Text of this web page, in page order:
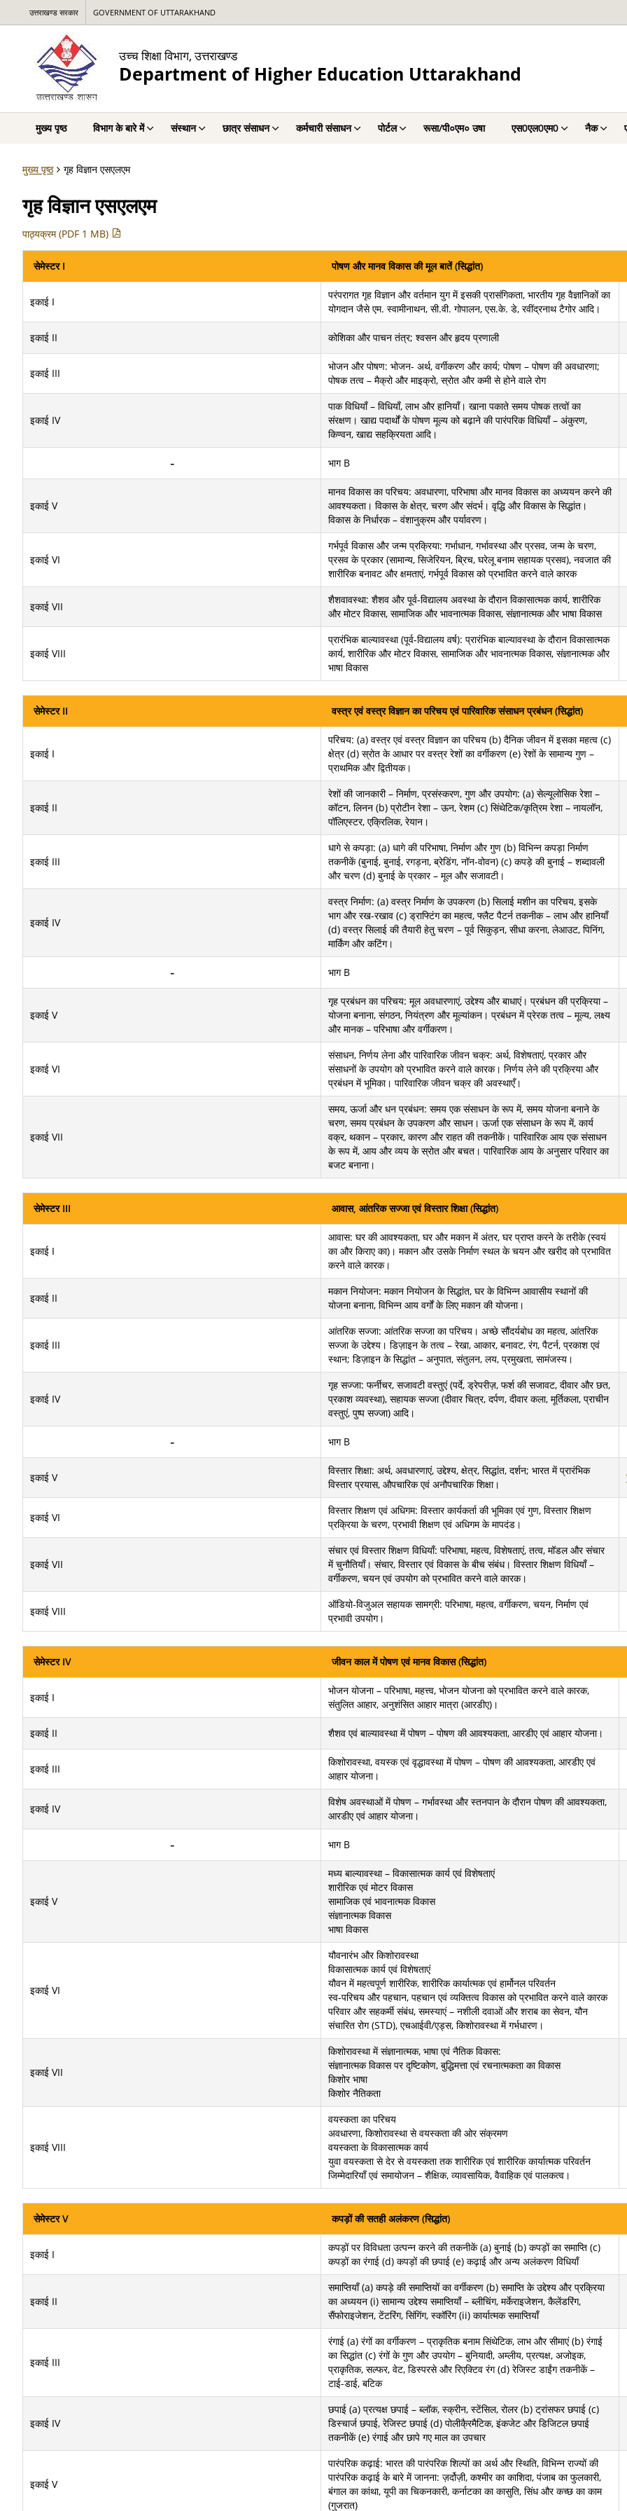
उत्तराखण्ड सरकार GOVERNMENT OF UTTARAKHAND
उच्च शिक्षा विभाग, उत्तराखण्ड
Department of Higher Education Uttarakhand
मुख्य पृष्ठ विभाग के बारे में संस्थान छात्र संसाधन कर्मचारी संसाधन पोर्टल रूसा/पी०एम० उषा एस0एल0एम0 नैक
मुख्य पृष्ठ गृह विज्ञान एसएलएम
गृह विज्ञान एसएलएम
पाठ्यक्रम (PDF 1 MB)
सेमेस्टर I पोषण और मानव विकास की मूल बातें (सिद्धांत)
इकाई I
परंपरागत गृह विज्ञान और वर्तमान युग में इसकी प्रासंगिकता, भारतीय गृह वैज्ञानिकों का
योगदान जैसे एम. स्वामीनाथन, सी.वी. गोपालन, एस.के. डे, रवींद्रनाथ टैगोर आदि।
इकाई II कोशिका और पाचन तंत्र; श्वसन और हृदय प्रणाली
इकाई III
भोजन और पोषण: भोजन- अर्थ, वर्गीकरण और कार्य; पोषण – पोषण की अवधारणा;
पोषक तत्व – मैक्रो और माइक्रो, स्रोत और कमी से होने वाले रोग
इकाई IV
पाक विधियाँ – विधियाँ, लाभ और हानियाँ। खाना पकाते समय पोषक तत्वों का
संरक्षण। खाद्य पदार्थों के पोषण मूल्य को बढ़ाने की पारंपरिक विधियाँ – अंकुरण,
किण्वन, खाद्य सहक्रियता आदि।
भाग B
इकाई V
मानव विकास का परिचय: अवधारणा, परिभाषा और मानव विकास का अध्ययन करने की
आवश्यकता। विकास के क्षेत्र, चरण और संदर्भ। वृद्धि और विकास के सिद्धांत।
विकास के निर्धारक – वंशानुक्रम और पर्यावरण।
इकाई VI
गर्भपूर्व विकास और जन्म प्रक्रिया: गर्भाधान, गर्भावस्था और प्रसव, जन्म के चरण,
प्रसव के प्रकार (सामान्य, सिजेरियन, ब्रिच, घरेलू बनाम सहायक प्रसव), नवजात की
शारीरिक बनावट और क्षमताएं, गर्भपूर्व विकास को प्रभावित करने वाले कारक
इकाई VII
शैशवावस्था: शैशव और पूर्व-विद्यालय अवस्था के दौरान विकासात्मक कार्य, शारीरिक
और मोटर विकास, सामाजिक और भावनात्मक विकास, संज्ञानात्मक और भाषा विकास
इकाई VIII
प्रारंभिक बाल्यावस्था (पूर्व-विद्यालय वर्ष): प्रारंभिक बाल्यावस्था के दौरान विकासात्मक
कार्य, शारीरिक और मोटर विकास, सामाजिक और भावनात्मक विकास, संज्ञानात्मक और
भाषा विकास
सेमेस्टर II वस्त्र एवं वस्त्र विज्ञान का परिचय एवं पारिवारिक संसाधन प्रबंधन (सिद्धांत)
इकाई I
परिचय: (a) वस्त्र एवं वस्त्र विज्ञान का परिचय (b) दैनिक जीवन में इसका महत्व (c)
क्षेत्र (d) स्रोत के आधार पर वस्त्र रेशों का वर्गीकरण (e) रेशों के सामान्य गुण –
प्राथमिक और द्वितीयक।
इकाई II
रेशों की जानकारी – निर्माण, प्रसंस्करण, गुण और उपयोग: (a) सेल्यूलोसिक रेशा –
कॉटन, लिनन (b) प्रोटीन रेशा – ऊन, रेशम (c) सिंथेटिक/कृत्रिम रेशा – नायलॉन,
पॉलिएस्टर, एक्रिलिक, रेयान।
इकाई III
धागे से कपड़ा: (a) धागे की परिभाषा, निर्माण और गुण (b) विभिन्न कपड़ा निर्माण
तकनीकें (बुनाई, बुनाई, रगड़ना, ब्रेडिंग, नॉन-वोवन) (c) कपड़े की बुनाई – शब्दावली
और चरण (d) बुनाई के प्रकार – मूल और सजावटी।
इकाई IV
वस्त्र निर्माण: (a) वस्त्र निर्माण के उपकरण (b) सिलाई मशीन का परिचय, इसके
भाग और रख-रखाव (c) ड्राफ्टिंग का महत्व, फ्लैट पैटर्न तकनीक – लाभ और हानियाँ
(d) वस्त्र सिलाई की तैयारी हेतु चरण – पूर्व सिकुड़न, सीधा करना, लेआउट, पिनिंग,
मार्किंग और कटिंग।
भाग B
इकाई V
गृह प्रबंधन का परिचय: मूल अवधारणाएं, उद्देश्य और बाधाएं। प्रबंधन की प्रक्रिया –
योजना बनाना, संगठन, नियंत्रण और मूल्यांकन। प्रबंधन में प्रेरक तत्व – मूल्य, लक्ष्य
और मानक – परिभाषा और वर्गीकरण।
इकाई VI
संसाधन, निर्णय लेना और पारिवारिक जीवन चक्र: अर्थ, विशेषताएं, प्रकार और
संसाधनों के उपयोग को प्रभावित करने वाले कारक। निर्णय लेने की प्रक्रिया और
प्रबंधन में भूमिका। पारिवारिक जीवन चक्र की अवस्थाएँ।
इकाई VII
समय, ऊर्जा और धन प्रबंधन: समय एक संसाधन के रूप में, समय योजना बनाने के
चरण, समय प्रबंधन के उपकरण और साधन। ऊर्जा एक संसाधन के रूप में, कार्य
वक्र, थकान – प्रकार, कारण और राहत की तकनीकें। पारिवारिक आय एक संसाधन
के रूप में, आय और व्यय के स्रोत और बचत। पारिवारिक आय के अनुसार परिवार का
बजट बनाना।
सेमेस्टर III आवास, आंतरिक सज्जा एवं विस्तार शिक्षा (सिद्धांत)
इकाई I
आवास: घर की आवश्यकता, घर और मकान में अंतर, घर प्राप्त करने के तरीके (स्वयं
का और किराए का)। मकान और उसके निर्माण स्थल के चयन और खरीद को प्रभावित
करने वाले कारक।
इकाई II
मकान नियोजन: मकान नियोजन के सिद्धांत, घर के विभिन्न आवासीय स्थानों की
योजना बनाना, विभिन्न आय वर्गों के लिए मकान की योजना।
इकाई III
आंतरिक सज्जा: आंतरिक सज्जा का परिचय। अच्छे सौंदर्यबोध का महत्व, आंतरिक
सज्जा के उद्देश्य। डिज़ाइन के तत्व – रेखा, आकार, बनावट, रंग, पैटर्न, प्रकाश एवं
स्थान; डिज़ाइन के सिद्धांत – अनुपात, संतुलन, लय, प्रमुखता, सामंजस्य।
इकाई IV
गृह सज्जा: फर्नीचर, सजावटी वस्तुएं (पर्दे, ड्रेपरीज़, फर्श की सजावट, दीवार और छत,
प्रकाश व्यवस्था), सहायक सज्जा (दीवार चित्र, दर्पण, दीवार कला, मूर्तिकला, प्राचीन
वस्तुएं, पुष्प सज्जा) आदि।
भाग B
इकाई V
विस्तार शिक्षा: अर्थ, अवधारणाएं, उद्देश्य, क्षेत्र, सिद्धांत, दर्शन; भारत में प्रारंभिक
विस्तार प्रयास, औपचारिक एवं अनौपचारिक शिक्षा।
इकाई VI
विस्तार शिक्षण एवं अधिगम: विस्तार कार्यकर्ता की भूमिका एवं गुण, विस्तार शिक्षण
प्रक्रिया के चरण, प्रभावी शिक्षण एवं अधिगम के मापदंड।
इकाई VII
संचार एवं विस्तार शिक्षण विधियाँ: परिभाषा, महत्व, विशेषताएं, तत्व, मॉडल और संचार
में चुनौतियाँ। संचार, विस्तार एवं विकास के बीच संबंध। विस्तार शिक्षण विधियाँ –
वर्गीकरण, चयन एवं उपयोग को प्रभावित करने वाले कारक।
इकाई VIII
ऑडियो-विजुअल सहायक सामग्री: परिभाषा, महत्व, वर्गीकरण, चयन, निर्माण एवं
प्रभावी उपयोग।
सेमेस्टर IV जीवन काल में पोषण एवं मानव विकास (सिद्धांत)
इकाई I
भोजन योजना – परिभाषा, महत्त्व, भोजन योजना को प्रभावित करने वाले कारक,
संतुलित आहार, अनुशंसित आहार मात्रा (आरडीए)।
इकाई II शैशव एवं बाल्यावस्था में पोषण – पोषण की आवश्यकता, आरडीए एवं आहार योजना।
इकाई III
किशोरावस्था, वयस्क एवं वृद्धावस्था में पोषण – पोषण की आवश्यकता, आरडीए एवं
आहार योजना।
इकाई IV
विशेष अवस्थाओं में पोषण – गर्भावस्था और स्तनपान के दौरान पोषण की आवश्यकता,
आरडीए एवं आहार योजना।
भाग B
इकाई V
मध्य बाल्यावस्था – विकासात्मक कार्य एवं विशेषताएं
शारीरिक एवं मोटर विकास
सामाजिक एवं भावनात्मक विकास
संज्ञानात्मक विकास
भाषा विकास
इकाई VI
यौवनारंभ और किशोरावस्था
विकासात्मक कार्य एवं विशेषताएं
यौवन में महत्वपूर्ण शारीरिक, शारीरिक कार्यात्मक एवं हार्मोनल परिवर्तन
स्व-परिचय और पहचान, पहचान एवं व्यक्तित्व विकास को प्रभावित करने वाले कारक
परिवार और सहकर्मी संबंध, समस्याएं – नशीली दवाओं और शराब का सेवन, यौन
संचारित रोग (STD), एचआईवी/एड्स, किशोरावस्था में गर्भधारण।
इकाई VII
किशोरावस्था में संज्ञानात्मक, भाषा एवं नैतिक विकास:
संज्ञानात्मक विकास पर दृष्टिकोण, बुद्धिमत्ता एवं रचनात्मकता का विकास
किशोर भाषा
किशोर नैतिकता
इकाई VIII
वयस्कता का परिचय
अवधारणा, किशोरावस्था से वयस्कता की ओर संक्रमण
वयस्कता के विकासात्मक कार्य
युवा वयस्कता से देर से वयस्कता तक शारीरिक एवं शारीरिक कार्यात्मक परिवर्तन
जिम्मेदारियाँ एवं समायोजन – शैक्षिक, व्यावसायिक, वैवाहिक एवं पालकत्व।
सेमेस्टर V कपड़ों की सतही अलंकरण (सिद्धांत)
इकाई I
कपड़ों पर विविधता उत्पन्न करने की तकनीकें (a) बुनाई (b) कपड़ों का समाप्ति (c)
कपड़ों का रंगाई (d) कपड़ों की छपाई (e) कढ़ाई और अन्य अलंकरण विधियाँ
इकाई II
समाप्तियाँ (a) कपड़े की समाप्तियों का वर्गीकरण (b) समाप्ति के उद्देश्य और प्रक्रिया
का अध्ययन (i) सामान्य उद्देश्य समाप्तियाँ – ब्लीचिंग, मर्केराइजेशन, कैलेंडरिंग,
सैंफोराइजेशन, टेंटरिंग, सिंगिंग, स्कॉरिंग (ii) कार्यात्मक समाप्तियाँ
इकाई III
रंगाई (a) रंगों का वर्गीकरण – प्राकृतिक बनाम सिंथेटिक, लाभ और सीमाएं (b) रंगाई
का सिद्धांत (c) रंगों के गुण और उपयोग – बुनियादी, अम्लीय, प्रत्यक्ष, अजोइक,
प्राकृतिक, सल्फर, वेट, डिस्परसे और रिएक्टिव रंग (d) रेजिस्ट डाईंग तकनीकें –
टाई-डाई, बटिक
इकाई IV
छपाई (a) प्रत्यक्ष छपाई – ब्लॉक, स्क्रीन, स्टेंसिल, रोलर (b) ट्रांसफर छपाई (c)
डिस्चार्ज छपाई, रेजिस्ट छपाई (d) पोलीकै्रमैटिक, इंकजेट और डिजिटल छपाई
तकनीकें (e) रंगाई और छापे गए माल का उपचार
इकाई V
पारंपरिक कढ़ाई: भारत की पारंपरिक शिल्पों का अर्थ और स्थिति, विभिन्न राज्यों की
पारंपरिक कढ़ाई के बारे में जानना: ज़र्दोज़ी, कश्मीर का काशिदा, पंजाब का फुलकारी,
बंगाल का कांथा, यूपी का चिकनकारी, कर्नाटका का कासुति, सिंध और कच्छ का काम
(गुजरात)